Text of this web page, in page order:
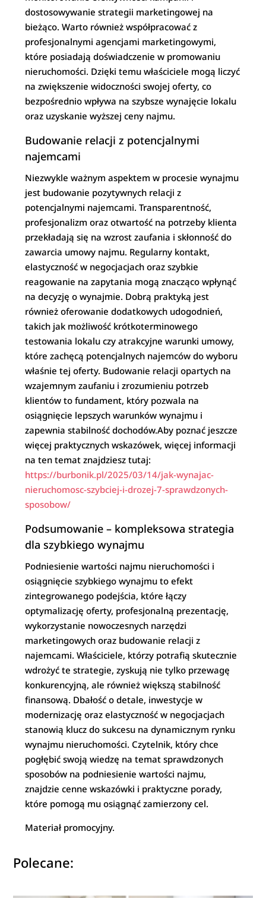
dostosowywanie strategii marketingowej na
bieżąco. Warto również współpracować z
profesjonalnymi agencjami marketingowymi,
które posiadają doświadczenie w promowaniu
nieruchomości. Dzięki temu właściciele mogą liczyć
na zwiększenie widoczności swojej oferty, co
bezpośrednio wpływa na szybsze wynajęcie lokalu
oraz uzyskanie wyższej ceny najmu.
Budowanie relacji z potencjalnymi
najemcami
Niezwykle ważnym aspektem w procesie wynajmu
jest budowanie pozytywnych relacji z
potencjalnymi najemcami. Transparentność,
profesjonalizm oraz otwartość na potrzeby klienta
przekładają się na wzrost zaufania i skłonność do
zawarcia umowy najmu. Regularny kontakt,
elastyczność w negocjacjach oraz szybkie
reagowanie na zapytania mogą znacząco wpłynąć
na decyzję o wynajmie. Dobrą praktyką jest
również oferowanie dodatkowych udogodnień,
takich jak możliwość krótkoterminowego
testowania lokalu czy atrakcyjne warunki umowy,
które zachęcą potencjalnych najemców do wyboru
właśnie tej oferty. Budowanie relacji opartych na
wzajemnym zaufaniu i zrozumieniu potrzeb
klientów to fundament, który pozwala na
osiągnięcie lepszych warunków wynajmu i
zapewnia stabilność dochodów.Aby poznać jeszcze
więcej praktycznych wskazówek, więcej informacji
na ten temat znajdziesz tutaj:
https://burbonik.pl/2025/03/14/jak-wynajac-
nieruchomosc-szybciej-i-drozej-7-sprawdzonych-
sposobow/
Podsumowanie – kompleksowa strategia
dla szybkiego wynajmu
Podniesienie wartości najmu nieruchomości i
osiągnięcie szybkiego wynajmu to efekt
zintegrowanego podejścia, które łączy
optymalizację oferty, profesjonalną prezentację,
wykorzystanie nowoczesnych narzędzi
marketingowych oraz budowanie relacji z
najemcami. Właściciele, którzy potrafią skutecznie
wdrożyć te strategie, zyskują nie tylko przewagę
konkurencyjną, ale również większą stabilność
finansową. Dbałość o detale, inwestycje w
modernizację oraz elastyczność w negocjacjach
stanowią klucz do sukcesu na dynamicznym rynku
wynajmu nieruchomości. Czytelnik, który chce
pogłębić swoją wiedzę na temat sprawdzonych
sposobów na podniesienie wartości najmu,
znajdzie cenne wskazówki i praktyczne porady,
które pomogą mu osiągnąć zamierzony cel.
Materiał promocyjny.
Polecane: